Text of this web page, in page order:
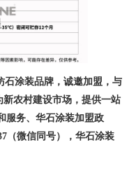
涂装品牌，诚邀加盟，与
农村建设市场，提供一站
服务、华石涂装加盟政
（微信同号），华石涂装